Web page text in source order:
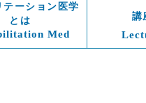
テーション医学
とは
Med
講